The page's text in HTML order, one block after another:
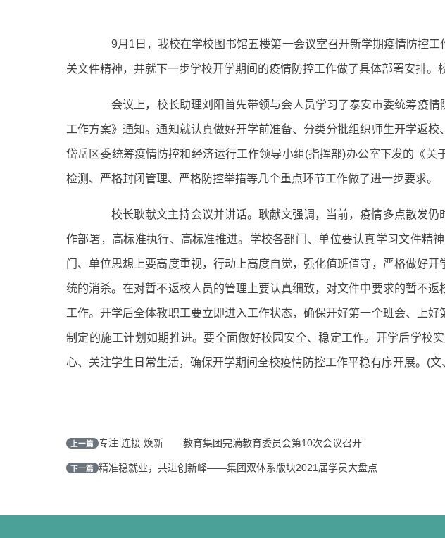
9月1日，我校在学校图书馆五楼第一会议室召开新学期疫情防控工
关文件精神，并就下一步学校开学期间的疫情防控工作做了具体部署安排
会议上，校长助理刘阳首先带领与会人员学习了泰安市委统筹疫情
工作方案》通知。通知就认真做好开学前准备、分类分批组织师生开学返
岱岳区委统筹疫情防控和经济运行工作领导小组(指挥部)办公室下发的《
检测、严格封闭管理、严格防控举措等几个重点环节工作做了进一步要求。
校长耿献文主持会议并讲话。耿献文强调，当前，疫情多点散发仍
作部署，高标准执行、高标准推进。学校各部门、单位要认真学习文件精
门、单位思想上要高度重视，行动上高度自觉，强化值班值守，严格做好
统的消杀。在对暂不返校人员的管理上要认真细致，对文件中要求的暂不
工作。开学后全体教职工要立即进入工作状态，确保开好第一个班会、上
制定的施工计划如期推进。要全面做好校园安全、稳定工作。开学后学校
心、关注学生日常生活，确保开学期间全校疫情防控工作平稳有序开展。(
上一篇 专注 连接 焕新——教育集团完满教育委员会第10次会议召开
下一篇 精准稳就业，共进创新峰——集团双体系版块2021届学员大盘点